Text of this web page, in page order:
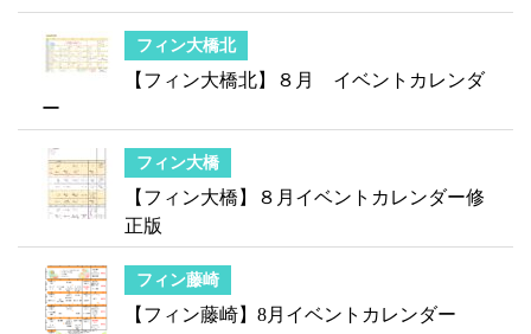
フィン大橋北
【フィン大橋北】８月 イベントカレンダ
ー
フィン大橋
【フィン大橋】８月イベントカレンダー修
正版
フィン藤崎
【フィン藤崎】8月イベントカレンダー